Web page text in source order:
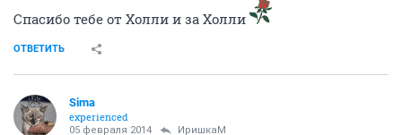
Спасибо тебе от Холли и за Холли
ОТВЕТИТЬ
Sima
experienced
05 февраля 2014 ИришкаМ